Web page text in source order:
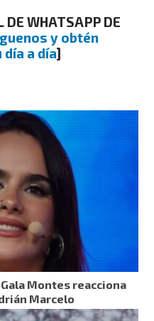
DE WHATSAPP DE
y obtén
a día]
Montes reacciona
Marcelo